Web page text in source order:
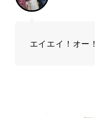
エイエイ！オー！